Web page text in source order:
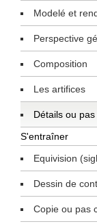
Modelé et
Perspective
Composition
Les artifices
Détails ou
S'entraîner
Equivision
Dessin de
Copie ou pas